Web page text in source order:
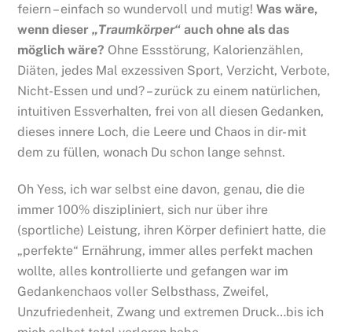
feiern – einfach so wundervoll und mutig!Was wäre,
wenn dieser„Traumkörper“ auch ohne als das
möglich wäre? Ohne Essstörung, Kalorienzählen,
Diäten, jedes Mal exzessiven Sport, Verzicht, Verbote,
Nicht-Essen und und? – zurück zu einem natürlichen,
intuitiven Essverhalten, frei von all diesen Gedanken,
dieses innere Loch, die Leere und Chaos in dir- mit
dem zu füllen, wonach Du schon lange sehnst.
Oh Yess, ich war selbst eine davon, genau, die die
immer 100% diszipliniert, sich nur über ihre
(sportliche) Leistung, ihren Körper definiert hatte, die
„perfekte“ Ernährung, immer alles perfekt machen
wollte, alles kontrollierte und gefangen war im
Gedankenchaos voller Selbsthass, Zweifel,
Unzufriedenheit, Zwang und extremen Druck…bis ich